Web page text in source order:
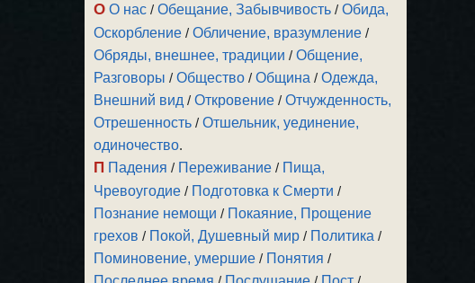
О О нас /Обещание, Забывчивость /Обида,
Оскорбление /Обличение, вразумление /
Обряды, внешнее, традиции /Общение,
Разговоры /Общество /Община /Одежда,
Внешний вид /Откровение /Отчужденность,
Отрешенность /Отшельник, уединение,
одиночество.
П Падения / Переживание / Пища,
Чревоугодие / Подготовка к Смерти /
Познание немощи / Покаяние, Прощение
грехов / Покой, Душевный мир / Политика /
Поминовение, умершие / Понятия /